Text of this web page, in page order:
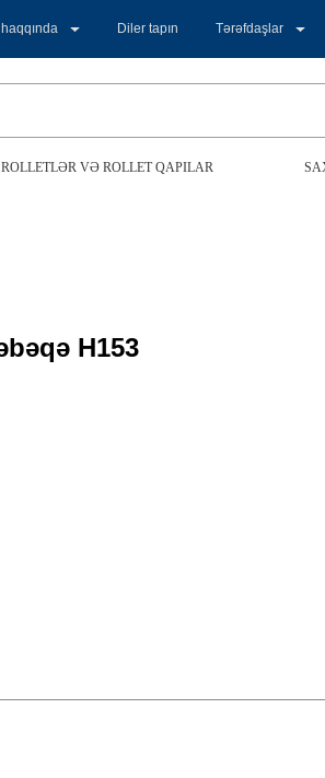
Diler tapın Tərəfdaşlar
ROLLETLƏR VƏ ROLLET QAPILAR
H153